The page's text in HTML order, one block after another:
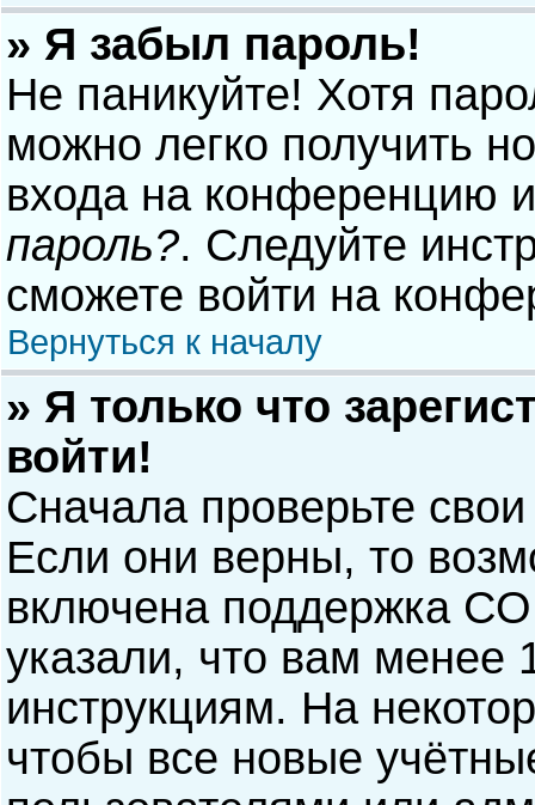
» Я забыл пароль!
Не паникуйте! Хотя
можно легко получить
входа на конференцию
пароль?. Следуйте
сможете войти на
Вернуться к началу
» Я только что
войти!
Сначала проверьте
Если они верны, то
включена поддержка
указали, что вам менее
инструкциям. На
чтобы все новые